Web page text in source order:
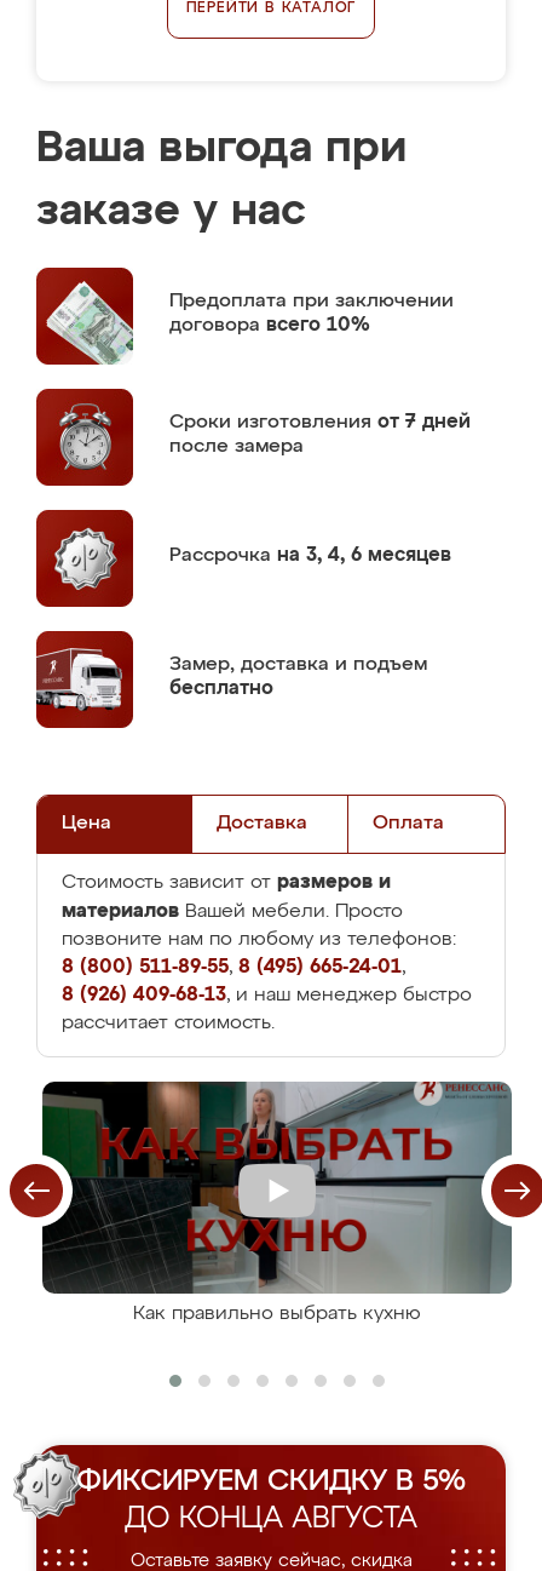
ПЕРЕЙТИ В КАТАЛОГ
Ваша выгода при
заказе у нас
Предоплата при заключении
договора всего 10%
Сроки изготовления от 7 дней
после замера
Рассрочка на 3, 4, 6 месяцев
Замер, доставка и подъем
бесплатно
Цена Доставка Оплата
Стоимость зависит от размеров и
материалов Вашей мебели. Просто
позвоните нам по любому из телефонов:
8 (800) 511-89-55, 8 (495) 665-24-01,
8 (926) 409-68-13, и наш менеджер быстро
рассчитает стоимость.
Как правильно выбрать кухню
ФИКСИРУЕМ СКИДКУ В 5%
ДО КОНЦА АВГУСТА
Оставьте заявку сейчас, скидка